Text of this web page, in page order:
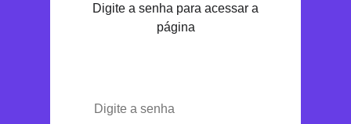
Digite a senha para acessar a
página